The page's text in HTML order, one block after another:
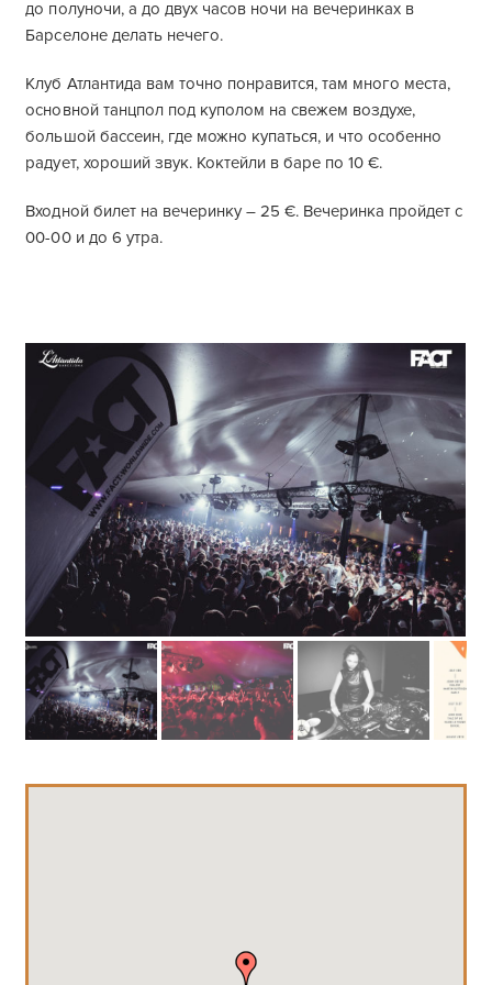
до полуночи, а до двух часов ночи на вечеринках в
Барселоне делать нечего.
Клуб Атлантида вам точно понравится, там много места,
основной танцпол под куполом на свежем воздухе,
большой бассеин, где можно купаться, и что особенно
радует, хороший звук. Коктейли в баре по 10 €.
Входной билет на вечеринку – 25 €. Вечеринка пройдет с
00-00 и до 6 утра.